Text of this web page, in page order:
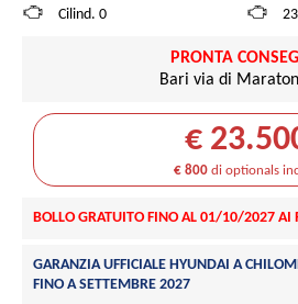
Cilind. 0
PRONTA
Bari via di
€
€ 800di optionals
BOLLO GRATUITO FINO AL 01/10/2027 AI
GARANZIA UFFICIALE HYUNDAI A
FINO A SETTEMBRE 2027